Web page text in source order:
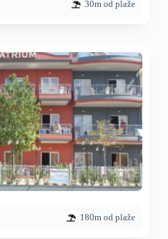
30m od plaže
180m od plaže